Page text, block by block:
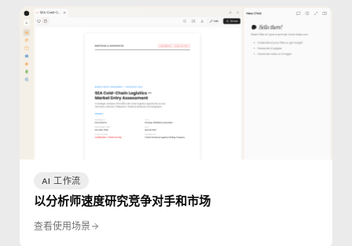
AI 工作流
以分析师速度研究竞争对手和市场
查看使用场景